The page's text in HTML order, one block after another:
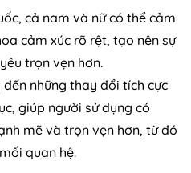
cả nam và nữ có thể cảm
cảm xúc rõ rệt, tạo nên sự
trọn vẹn hơn.
những thay đổi tích cực
giúp người sử dụng có
mẽ và trọn vẹn hơn, từ đó
quan hệ.